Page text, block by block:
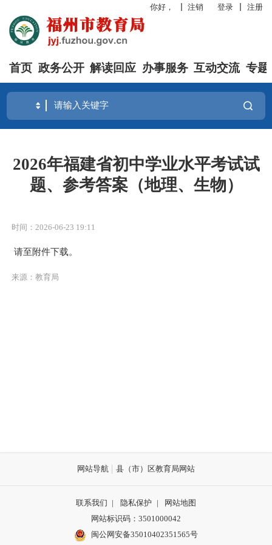
你好， 注销 登录 注册
首页 政务公开 解读回应 办事服务 互动交流 专题
2026年福建省初中学业水平考试试
题、参考答案（地理、生物）
时间：2026-06-23 19:11
请至附件下载。
来源：教育局
网站导航 县（市）区教育局网站
联系我们 | 隐私保护 |
网站地图
网站标识码：3501000042
闽公网安备35010402351565号